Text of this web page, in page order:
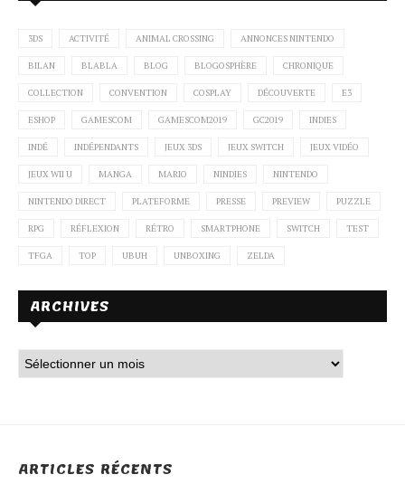
3DS ACTIVITÉ ANIMAL CROSSING ANNONCES NINTENDO
BILAN BLABLA BLOG BLOGOSPHÈRE CHRONIQUE
COLLECTION CONVENTION COSPLAY DÉCOUVERTE E3
ESHOP GAMESCOM GAMESCOM2019 GC2019 INDIES
INDÉ INDÉPENDANTS JEUX 3DS JEUX SWITCH JEUX VIDÉO
JEUX WII U MANGA MARIO NINDIES NINTENDO
NINTENDO DIRECT PLATEFORME PRESSE PREVIEW PUZZLE
RPG RÉFLEXION RÉTRO SMARTPHONE SWITCH TEST
TFGA TOP UBUH UNBOXING ZELDA
ARCHIVES
ARTICLES RÉCENTS